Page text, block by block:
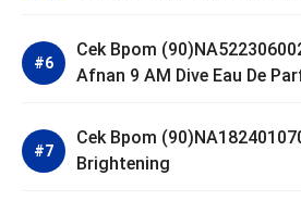
Cek Bpom
Afnan 9 AM Dive Eau De
Cek Bpom
Brightening